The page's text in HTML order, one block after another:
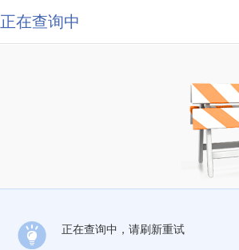
正在查询中
正在查询中，请刷新重试